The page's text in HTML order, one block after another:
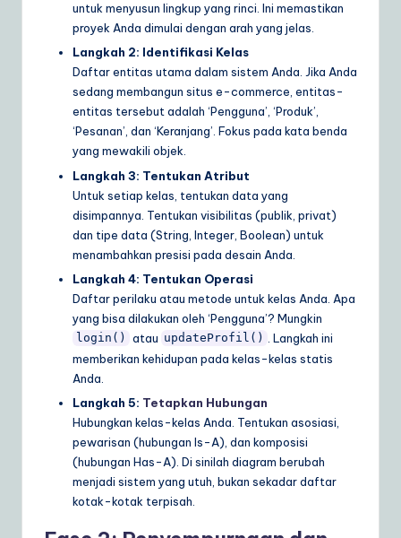
untuk menyusun lingkup yang rinci. Ini memastikan
proyek Anda dimulai dengan arah yang jelas.
Langkah 2: Identifikasi Kelas
Daftar entitas utama dalam sistem Anda. Jika Anda
sedang membangun situs e-commerce, entitas-
entitas tersebut adalah ‘Pengguna’, ‘Produk’,
‘Pesanan’, dan ‘Keranjang’. Fokus pada kata benda
yang mewakili objek.
Langkah 3: Tentukan Atribut
Untuk setiap kelas, tentukan data yang
disimpannya. Tentukan visibilitas (publik, privat)
dan tipe data (String, Integer, Boolean) untuk
menambahkan presisi pada desain Anda.
Langkah 4: Tentukan Operasi
Daftar perilaku atau metode untuk kelas Anda. Apa
yang bisa dilakukan oleh ‘Pengguna’? Mungkin
login() atau updateProfil()
. Langkah ini
memberikan kehidupan pada kelas-kelas statis
Anda.
Langkah 5: Tetapkan Hubungan
Hubungkan kelas-kelas Anda. Tentukan asosiasi,
pewarisan (hubungan Is-A), dan komposisi
(hubungan Has-A). Di sinilah diagram berubah
menjadi sistem yang utuh, bukan sekadar daftar
kotak-kotak terpisah.